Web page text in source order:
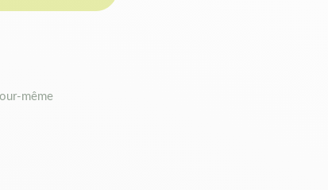
de la coupe
ramassage et l'évacuation de l'herbe.
même